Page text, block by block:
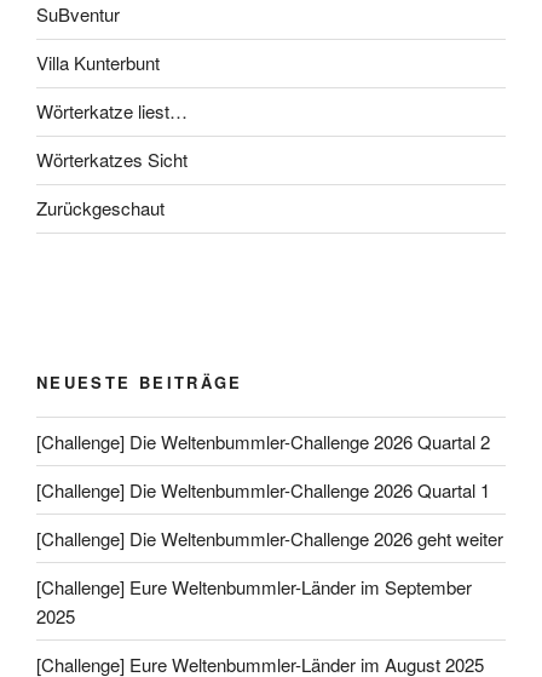
SuBventur
Villa Kunterbunt
Wörterkatze liest…
Wörterkatzes Sicht
Zurückgeschaut
NEUESTE BEITRÄGE
[Challenge] Die Weltenbummler-Challenge 2026 Quartal 2
[Challenge] Die Weltenbummler-Challenge 2026 Quartal 1
[Challenge] Die Weltenbummler-Challenge 2026 geht weiter
[Challenge] Eure Weltenbummler-Länder im September
2025
[Challenge] Eure Weltenbummler-Länder im August 2025